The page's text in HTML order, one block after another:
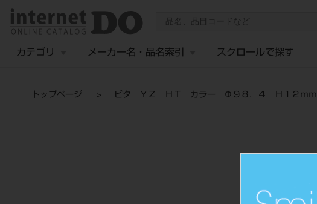
カテゴリ メーカー名・品名索引 スクロールで探す
トップページ ビタ ＹＺ ＨＴ カラー Φ９８．４ Ｈ１２ｍｍ